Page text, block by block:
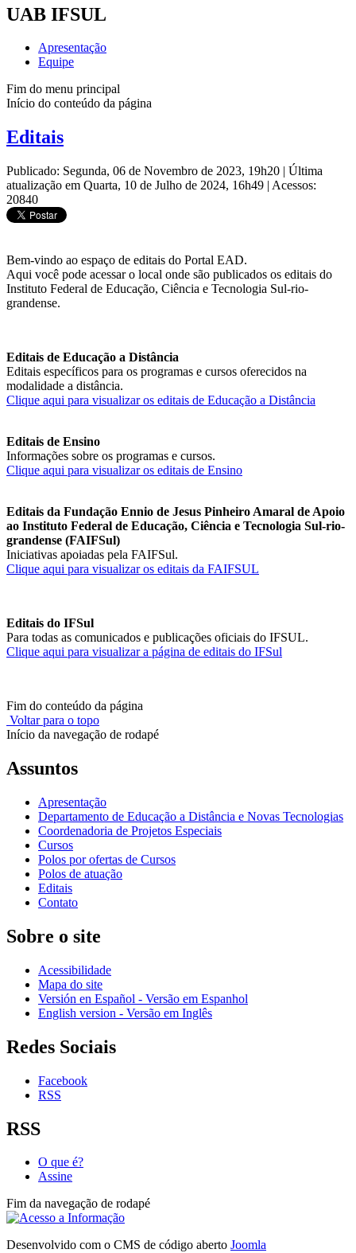
UAB IFSUL
Apresentação
Equipe
Fim do menu principal
Início do conteúdo da página
Editais
Publicado: Segunda, 06 de Novembro de 2023, 19h20 | Última
atualização em Quarta, 10 de Julho de 2024, 16h49 | Acessos:
20840
Bem-vindo ao espaço de editais do Portal EAD.
Aqui você pode acessar o local onde são publicados os editais do
Instituto Federal de Educação, Ciência e Tecnologia Sul-rio-
grandense.
Editais de Educação a Distância
Editais específicos para os programas e cursos oferecidos na
modalidade a distância.
Clique aqui para visualizar os editais de Educação a Distância
Editais de Ensino
Informações sobre os programas e cursos.
Clique aqui para visualizar os editais de Ensino
Editais da Fundação Ennio de Jesus Pinheiro Amaral de Apoio
ao Instituto Federal de Educação, Ciência e Tecnologia Sul-rio-
grandense (FAIFSul)
Iniciativas apoiadas pela FAIFSul.
Clique aqui para visualizar os editais da FAIFSUL
Editais do IFSul
Para todas as comunicados e publicações oficiais do IFSUL.
Clique aqui para visualizar a página de editais do IFSul
Fim do conteúdo da página
Voltar para o topo
Início da navegação de rodapé
Assuntos
Apresentação
Departamento de Educação a Distância e Novas Tecnologias
Coordenadoria de Projetos Especiais
Cursos
Polos por ofertas de Cursos
Polos de atuação
Editais
Contato
Sobre o site
Acessibilidade
Mapa do site
Versión en Español - Versão em Espanhol
English version - Versão em Inglês
Redes Sociais
Facebook
RSS
RSS
O que é?
Assine
Fim da navegação de rodapé
Desenvolvido com o CMS de código aberto Joomla